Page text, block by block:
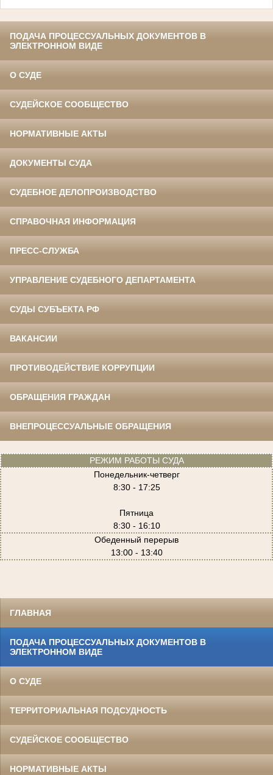
ПОДАЧА ПРОЦЕССУАЛЬНЫХ ДОКУМЕНТОВ В
ЭЛЕКТРОННОМ ВИДЕ
О СУДЕ
СУДЕЙСКОЕ СООБЩЕСТВО
НОРМАТИВНЫЕ АКТЫ
ДОКУМЕНТЫ СУДА
СУДЕБНОЕ ДЕЛОПРОИЗВОДСТВО
СПРАВОЧНАЯ ИНФОРМАЦИЯ
ПРЕСС-СЛУЖБА
УПРАВЛЕНИЕ СУДЕБНОГО ДЕПАРТАМЕНТА
СУДЫ СУБЪЕКТА РФ
ВАКАНСИИ
ПРОТИВОДЕЙСТВИЕ КОРРУПЦИИ
ОБРАЩЕНИЯ ГРАЖДАН
ВНЕПРОЦЕССУАЛЬНЫЕ ОБРАЩЕНИЯ
РЕЖИМ РАБОТЫ СУДА
Понедельник-четверг
8:30 - 17:25
Пятница
8:30 - 16:10
Обеденный перерыв
13:00 - 13:40
ГЛАВНАЯ
ПОДАЧА ПРОЦЕССУАЛЬНЫХ ДОКУМЕНТОВ В
ЭЛЕКТРОННОМ ВИДЕ
О СУДЕ
ТЕРРИТОРИАЛЬНАЯ ПОДСУДНОСТЬ
СУДЕЙСКОЕ СООБЩЕСТВО
НОРМАТИВНЫЕ АКТЫ